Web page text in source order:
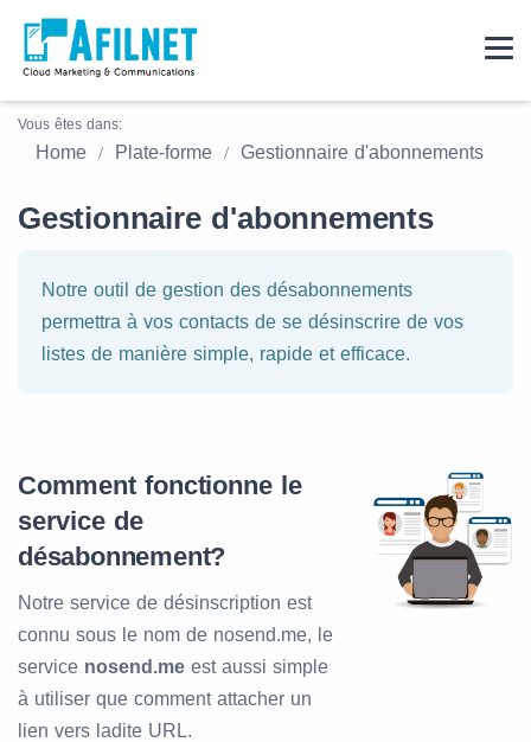
Vous êtes dans:
Home Plate-forme Gestionnaire d'abonnements
Gestionnaire d'abonnements
Notre outil de gestion des désabonnements
permettra à vos contacts de se désinscrire de vos
listes de manière simple, rapide et efficace.
Comment fonctionne le
service de
désabonnement?
Notre service de désinscription est
connu sous le nom de nosend.me, le
service nosend.me est aussi simple
à utiliser que comment attacher un
lien vers ladite URL.